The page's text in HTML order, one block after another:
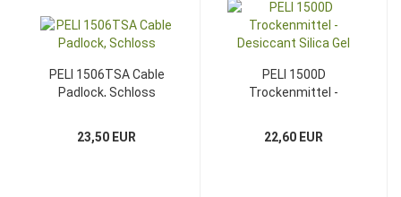
PELI 1506TSA Cable
Padlock, Schloss
23,50 EUR
PELI 1500D
Trockenmittel -
22,60 EUR